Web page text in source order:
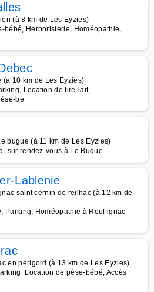
(à 8 km de Les Eyzies)
bébé, Herboristerie, Homéopathie,
(à 10 km de Les Eyzies)
Location de tire-lait,
bé
bugue (à 11 km de Les Eyzies)
sur rendez-vous à Le Bugue
Lablenie
saint cernin de reilhac (à 12 km de
Parking, Homéopathie à Rouffignac
en perigord (à 13 km de Les Eyzies)
Location de pèse-bébé, Accès